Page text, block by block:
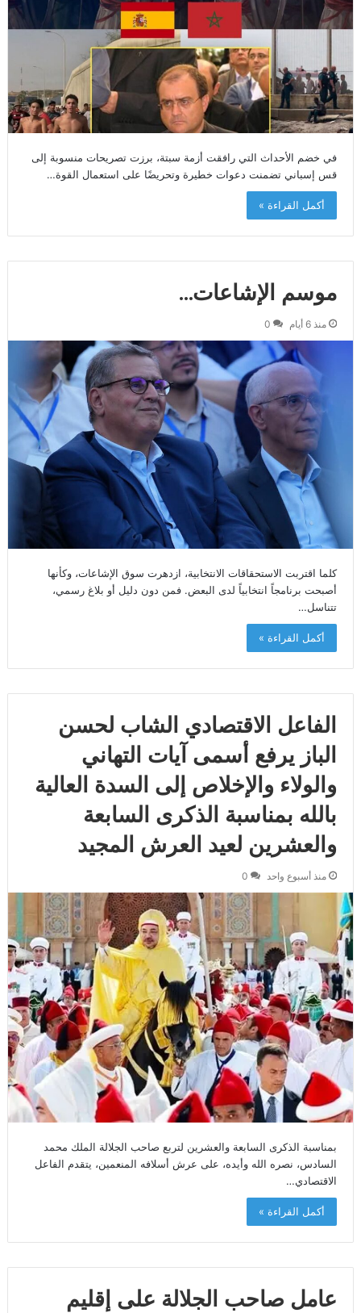
في خضم الأحداث التي رافقت أزمة سبتة، برزت تصريحات منسوبة إلى
قس إسباني تضمنت دعوات خطيرة وتحريضًا على استعمال القوة…
أكمل القراءة »
موسم الإشاعات…
منذ 6 أيام 0
كلما اقتربت الاستحقاقات الانتخابية، ازدهرت سوق الإشاعات، وكأنها
أصبحت برنامجاً انتخابياً لدى البعض. فمن دون دليل أو بلاغ رسمي،
تتناسل…
أكمل القراءة »
الفاعل الاقتصادي الشاب لحسن
الباز يرفع أسمى آيات التهاني
والولاء والإخلاص إلى السدة العالية
بالله بمناسبة الذكرى السابعة
والعشرين لعيد العرش المجيد
منذ أسبوع واحد 0
بمناسبة الذكرى السابعة والعشرين لتربع صاحب الجلالة الملك محمد
السادس، نصره الله وأيده، على عرش أسلافه المنعمين، يتقدم الفاعل
الاقتصادي…
أكمل القراءة »
عامل صاحب الجلالة على إقليم